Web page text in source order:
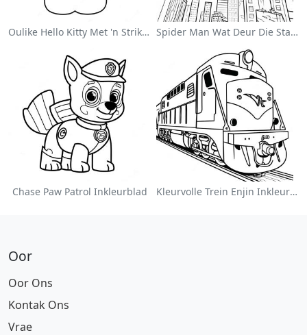
Oulike Hello Kitty Met 'n Strik Inkleurblad Spider Man Wat Deur Die Stad Swang Inkleurblad
Chase Paw Patrol Inkleurblad Kleurvolle Trein Enjin Inkleurblad
Oor
Oor Ons
Kontak Ons
Vrae